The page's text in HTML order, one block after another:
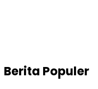
Berita Populer